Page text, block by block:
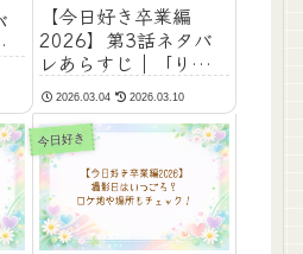
？
【今日好き卒業編
2026】第3話ネタバ
レあらすじ｜「りょう
すけくんが上になっ
た」あやな衝撃発言と
フライング告白は一体
誰？
2026.03.04 2026.03.10
今日好き